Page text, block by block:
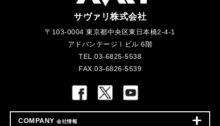
サヴァリ株式会社
〒103-0004 東京都中央区東日本橋2-4-1
アドバンテージⅠビル 6階
TEL.03-6825-5538
FAX.03-6826-5539
COMPANY 会社情報